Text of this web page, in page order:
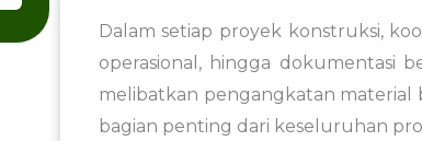
Dalam setiap proyek konstruksi,
operasional, hingga dokumentasi
melibatkan pengangkatan material
bagian penting dari keseluruhan